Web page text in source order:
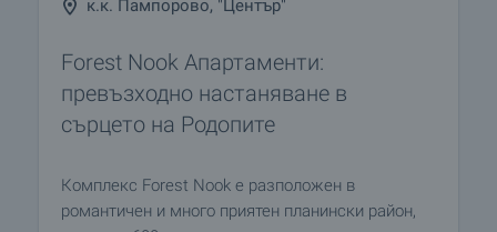
к.к. Пампорово, "Център"
Forest Nook Апартаменти:
превъзходно настаняване в
сърцето на Родопите
Комплекс Forest Nook е разположен в
романтичен и много приятен планински район,